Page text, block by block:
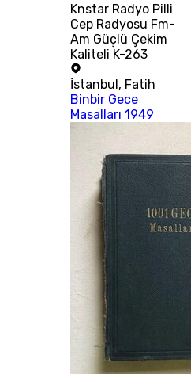
Knstar Radyo Pilli
Cep Radyosu Fm-
Am Güçlü Çekim
Kaliteli K-263
İstanbul, Fatih
Binbir Gece
Masalları 1949